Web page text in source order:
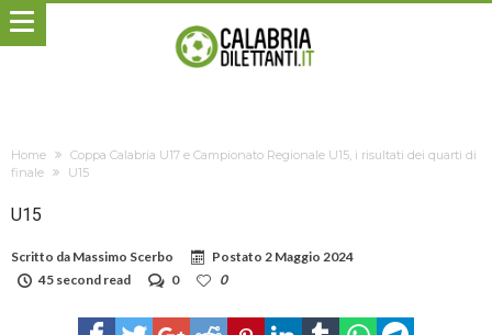
Home
Coppa Calabria U17 e Campionato Regionale U15, i risultati dei quarti di
finale
U15
U15
Scritto da Massimo Scerbo Postato 2 Maggio 2024
45 second read
0 0